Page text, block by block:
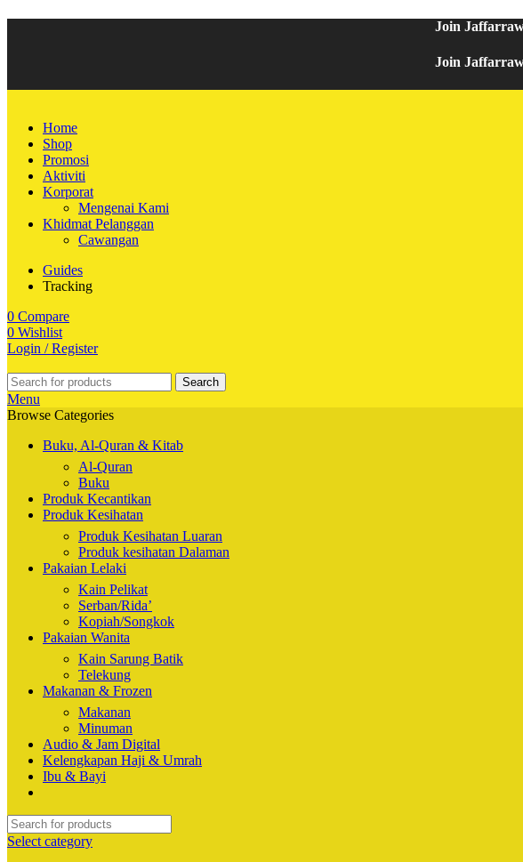
Join
Join
Home
Shop
Promosi
Aktiviti
Korporat
Mengenai Kami
Khidmat Pelanggan
Cawangan
Guides
Tracking
0 Compare
0 Wishlist
Login / Register
Search
Menu
Browse Categories
Buku, Al-Quran & Kitab
Al-Quran
Buku
Produk Kecantikan
Produk Kesihatan
Produk Kesihatan Luaran
Produk kesihatan Dalaman
Pakaian Lelaki
Kain Pelikat
Serban/Rida’
Kopiah/Songkok
Pakaian Wanita
Kain Sarung Batik
Telekung
Makanan & Frozen
Makanan
Minuman
Audio & Jam Digital
Kelengkapan Haji & Umrah
Ibu & Bayi
Select category